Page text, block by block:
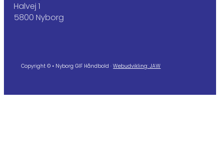
Halvej 1
5800 Nyborg
Copyright © • Nyborg GIF Håndbold ·Webudvikling: JAW